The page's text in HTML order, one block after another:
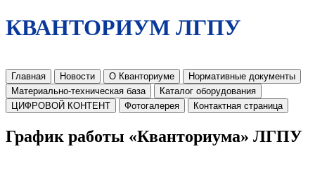
КВАНТОРИУМ ЛГПУ
Главная Новости О Кванториуме
Нормативные документы
Материально-техническая база
Каталог оборудования
ЦИФРОВОЙ КОНТЕНТ
Фотогалерея Контактная страница
График работы «Кванториума» ЛГПУ